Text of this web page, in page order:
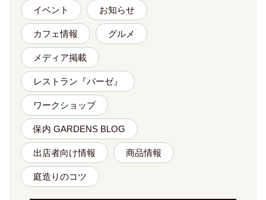
イベント お知らせ
カフェ情報 グルメ
メディア掲載
レストラン『バーゼ』
ワークショップ
保内 GARDENS BLOG
出店者向け情報 商品情報
庭造りのコツ